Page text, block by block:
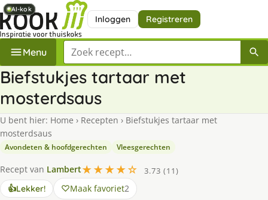
Inloggen Registreren
Menu Zoek een recept
Biefstukjes tartaar met
mosterdsaus
U bent hier: Home › Recepten › Biefstukjes tartaar met
mosterdsaus
Avondeten & hoofdgerechten Vleesgerechten
Recept van Lambert★★★★☆
3.73 (11)
👍Lekker! Maak favoriet2
AI-kok
AI-kok
AI-kok
AI-kok
AI-kok